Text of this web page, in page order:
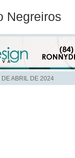
Negreiros
DE ABRIL DE 2024